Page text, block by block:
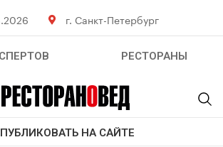
г. Санкт-Петербург
РЕСТОРАНЫ
НА САЙТЕ